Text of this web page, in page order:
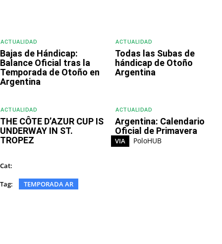
ACTUALIDAD
Bajas de Hándicap:
Balance Oficial tras la
Temporada de Otoño en
Argentina
ACTUALIDAD
Todas las Subas de
hándicap de Otoño
Argentina
ACTUALIDAD
THE CÔTE D’AZUR CUP IS
UNDERWAY IN ST.
TROPEZ
ACTUALIDAD
Argentina: Calendario
Oficial de Primavera
VIA PoloHUB
Cat:
Tag: TEMPORADA AR